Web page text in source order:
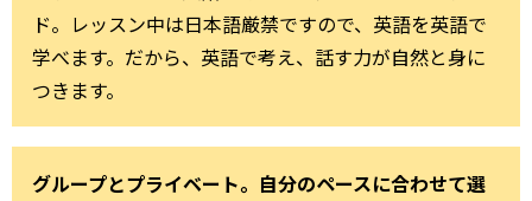
ド。レッスン中は日本語厳禁ですので、英語を英語で
学べます。だから、英語で考え、話す力が自然と身に
つきます。
グループとプライベート。自分のペースに合わせて選